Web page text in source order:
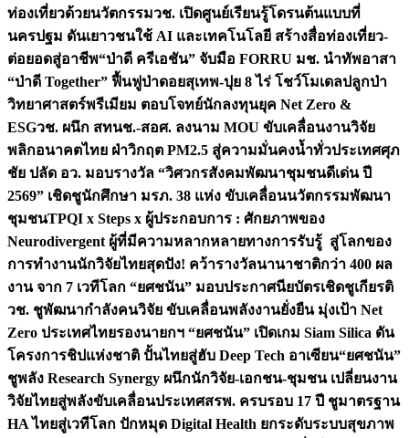
ท่องเที่ยวด้วยนวัตกรรมวช. เปิดศูนย์เรียนรู้โดรนต้นแบบที่
นครปฐม ดันเยาวชนใช้ AI และเทคโนโลยี สร้างสื่อท่องเที่ยว-
ต่อยอดสู่อาชีพ“ป่าดี ครีเอชัน” จับมือ FORRU มช. นำทัพอาสา
“ป่าดี Together” ฟื้นฟูป่าดอยสุเทพ-ปุย 8 ไร่ โชว์โมเดลปลูกป่า
วิทยาศาสตร์พรีเมียม ตอบโจทย์นักลงทุนยุค Net Zero &
ESGวช. ผนึก สทนช.-สอศ. ลงนาม MOU ขับเคลื่อนงานวิจัย
พลิกอนาคตไทย ฝ่าวิกฤต PM2.5 สู่ความมั่นคงน้ำทั่วประเทศศุภ
ชัย ปลัด อว. มอบรางวัล “วิศวกรสังคมพัฒนาชุมชนดีเด่น ปี
2569” เชิดชูนักศึกษา มรภ. 38 แห่ง ขับเคลื่อนนวัตกรรมพัฒนา
ชุมชนTPQI x Steps x ผู้ประกอบการ : ศักยภาพของ
Neurodivergent ผู้ที่มีความหลากหลายทางการรับรู้ สู่โลกของ
การทำงานนักวิจัยไทยสุดปัง! คว้ารางวัลนานาชาติกว่า 400 ผล
งาน จาก 7 เวทีโลก “ยศชนัน” มอบประกาศนียบัตรเชิดชูเกียรติ
วช. ชูพัฒนากำลังคนวิจัย ขับเคลื่อนพลังงานยั่งยืน มุ่งเป้า Net
Zero ประเทศไทยรองนายกฯ “ยศชนัน” เปิดเกม Siam Silica ดัน
โครงการชิปแห่งชาติ ปั้นไทยสู่ฮับ Deep Tech อาเซียน“ยศชนัน”
ชูพลัง Research Synergy ผนึกนักวิจัย-เอกชน-ชุมชน เปลี่ยนงาน
วิจัยไทยสู่พลังขับเคลื่อนประเทศสรพ. ครบรอบ 17 ปี ชูมาตรฐาน
HA ไทยสู่เวทีโลก ปักหมุด Digital Health ยกระดับระบบสุขภาพ